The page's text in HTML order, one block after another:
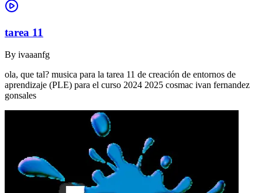
tarea 11
By ivaaanfg
ola, que tal? musica para la tarea 11 de creación de entornos de
aprendizaje (PLE) para el curso 2024 2025 cosmac ivan fernandez
gonsales